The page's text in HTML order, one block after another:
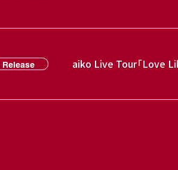
Release aiko Live Tour「Love